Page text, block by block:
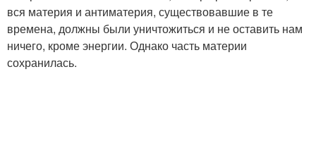
вся материя и антиматерия, существовавшие в те
времена, должны были уничтожиться и не оставить нам
ничего, кроме энергии. Однако часть материи
сохранилась.